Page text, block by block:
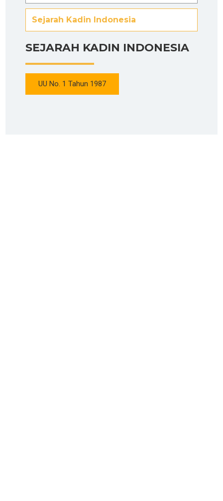
SEJARAH KADIN INDONESIA
UU No. 1 Tahun 1987
Sejarah Kadin Indonesia